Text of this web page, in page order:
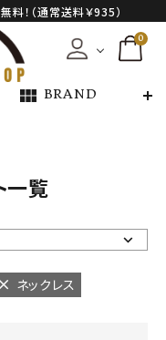
！（通常送料￥935）
0
view_module BRAND
一覧
ネックレス